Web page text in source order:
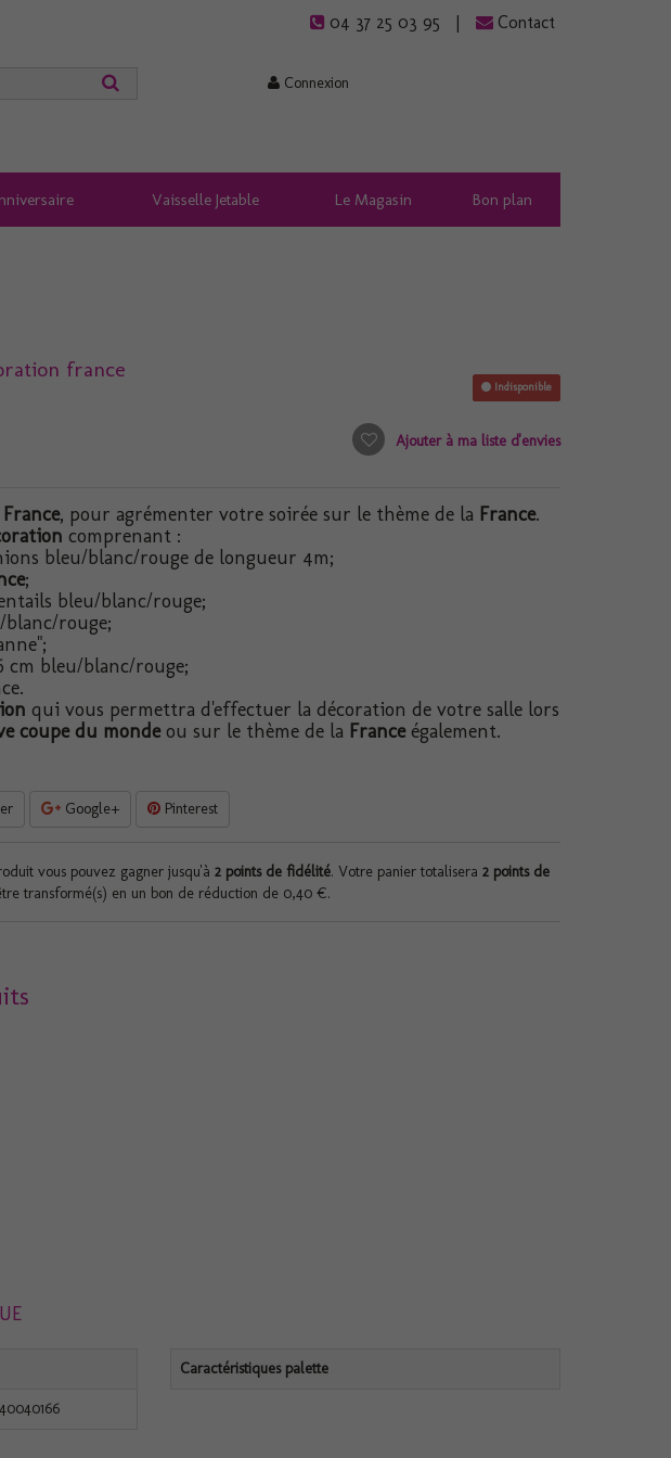
04 37 25 03 95 Contact
Connexion
Vaisselle Jetable Le Magasin Bon plan
france
Indisponible
Ajouter à ma liste d'envies
, pour agrémenter votre soirée sur le thème de la France.
comprenant :
bleu/blanc/rouge de longueur 4m;
;
bleu/blanc/rouge;
rouge;
cm bleu/blanc/rouge;
qui vous permettra d'effectuer la décoration de votre salle lors
coupe du mondeou sur le thème de la France également.
Google+ Pinterest
vous pouvez gagner jusqu'à 2points de fidélité. Votre panier totalisera 2points de
transformé(s) en un bon de réduction de 0,40 €.
Caractéristiques palette